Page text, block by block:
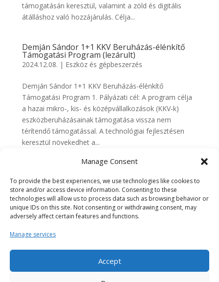
Manage Consent
To provide the best experiences, we use technologies like cookies to
store and/or access device information. Consenting to these
technologies will allow us to process data such as browsing behavior or
unique IDs on this site. Not consenting or withdrawing consent, may
adversely affect certain features and functions.
Manage services
Accept
támogatásán keresztül, valamint a zöld és digitális
átálláshoz való hozzájárulás. Célja...
Demján Sándor 1+1 KKV Beruházás-élénkítő
Támogatási Program (lezárult)
2024.12.08. | Eszköz és gépbeszerzés
Demján Sándor 1+1 KKV Beruházás-élénkítő
Támogatási Program 1. Pályázati cél: A program célja
a hazai mikro-, kis- és középvállalkozások (KKV-k)
eszközberuházásainak támogatása vissza nem
térítendő támogatással. A technológiai fejlesztésen
keresztül növekedhet a...
2024.11.01.| Eszköz és gépbeszerzés
Mikro- és kisvállalkozások támogatása a
leghátrányosabb helyzetű régiókban, illetve a Szabad
Pályázati cél: A felhívás célja a négy leghátrányosabb
helyzetű régióban, és/vagy a Szabad Vállalkozási
Zónák (SZVZ) településein...